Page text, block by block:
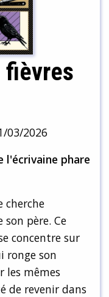
fièvres
03/2026
l'écrivaine phare
cherche
père. Ce
concentre sur
ronge son
les mêmes
de revenir dans